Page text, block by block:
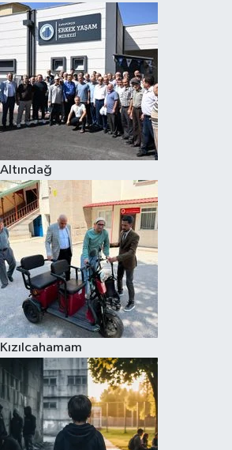
Altındağ
Kızılcahamam